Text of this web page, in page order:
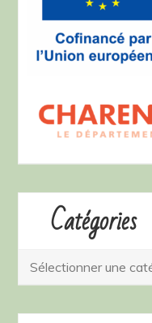
Catégories
Catégories